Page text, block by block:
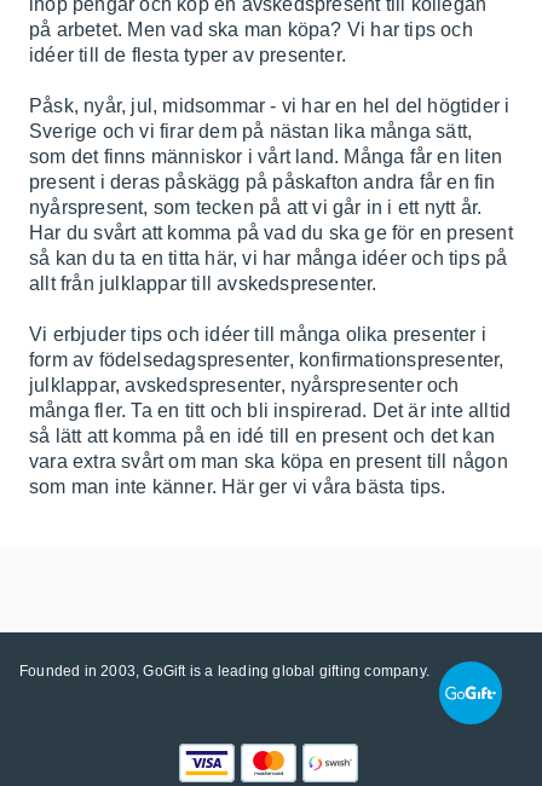
ihop pengar och köp en avskedspresent till kollegan
på arbetet. Men vad ska man köpa? Vi har tips och
idéer till de flesta typer av presenter.
Påsk, nyår, jul, midsommar - vi har en hel del högtider i
Sverige och vi firar dem på nästan lika många sätt,
som det finns människor i vårt land. Många får en liten
present i deras påskägg på påskafton andra får en fin
nyårspresent, som tecken på att vi går in i ett nytt år.
Har du svårt att komma på vad du ska ge för en present
så kan du ta en titta här, vi har många idéer och tips på
allt från julklappar till avskedspresenter.
Vi erbjuder tips och idéer till många olika presenter i
form av födelsedagspresenter, konfirmationspresenter,
julklappar, avskedspresenter, nyårspresenter och
många fler. Ta en titt och bli inspirerad. Det är inte alltid
så lätt att komma på en idé till en present och det kan
vara extra svårt om man ska köpa en present till någon
som man inte känner. Här ger vi våra bästa tips.
Founded in 2003, GoGift is a leading global gifting company.